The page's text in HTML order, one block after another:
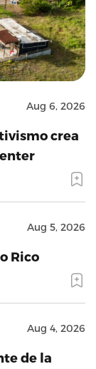
Aug 6, 2026
crea
Aug 5, 2026
Rico
Aug 4, 2026
de la